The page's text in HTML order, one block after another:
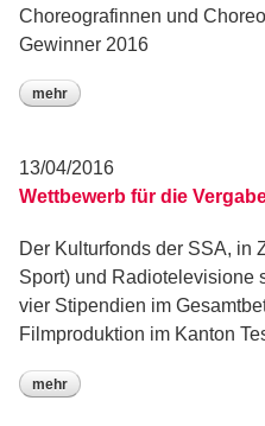
Choreografinnen und
Gewinner 2016
mehr
13/04/2016
Wettbewerb für die
Der Kulturfonds der SSA, in
Sport) und Radiotelevisione
vier Stipendien im
Filmproduktion im Kanton
mehr